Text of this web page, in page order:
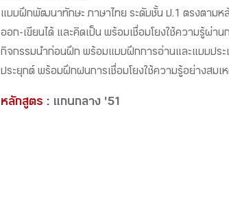
แบบฝึกพัฒนาทักษะ ภาษาไทย ระดับชั้น ป.1 ตรงตาม
ออก-เขียนได้ และคิดเป็น พร้อมเชื่อมโยงใช้ความรู้ผ่า
กิจกรรมนำก่อนฝึก พร้อมแบบฝึกการอ่านและแบบประ
ประยุกต์ พร้อมฝึกฝนการเชื่อมโยงใช้ความรู้อย่างสมเ
หลักสูตร : แกนกลาง '51